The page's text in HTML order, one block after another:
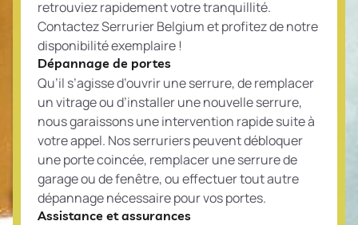
retrouviez rapidement votre tranquillité.
Contactez Serrurier Belgium et profitez de notre
disponibilité exemplaire !
Dépannage de portes
Qu’il s’agisse d’ouvrir une serrure, de remplacer
un vitrage ou d’installer une nouvelle serrure,
nous garaissons une intervention rapide suite à
votre appel. Nos serruriers peuvent débloquer
une porte coincée, remplacer une serrure de
garage ou de fenêtre, ou effectuer tout autre
dépannage nécessaire pour vos portes.
Assistance et assurances